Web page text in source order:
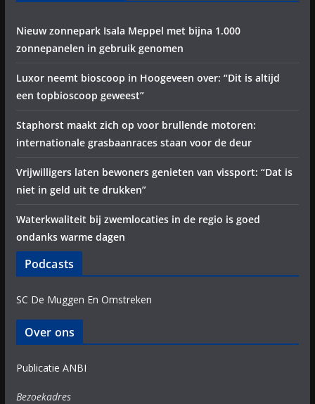
Nieuw zonnepark Isala Meppel met bijna 1.000
zonnepanelen in gebruik genomen
Luxor neemt bioscoop in Hoogeveen over: “Dit is altijd
een topbioscoop geweest”
Staphorst maakt zich op voor brullende motoren:
internationale grasbaanraces staan voor de deur
Vrijwilligers laten bewoners genieten van vissport: “Dat is
niet in geld uit te drukken”
Waterkwaliteit bij zwemlocaties in de regio is goed
ondanks warme dagen
Podcasts
SC De Muggen En Omstreken
Over ons
Publicatie ANBI
Bezoekadres